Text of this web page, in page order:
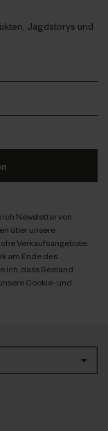
Jagdstorys und
Newsletter von
über unsere
Verkaufsangebote.
am Ende des
ich, dass Seeland
Cookie- und